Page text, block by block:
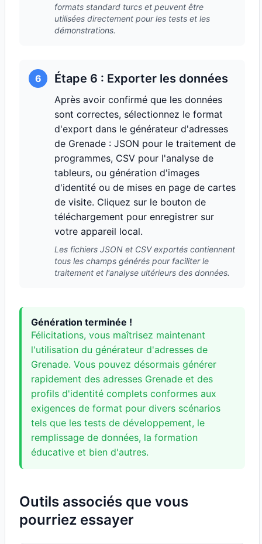
formats standard turcs et peuvent être
utilisées directement pour les tests et les
démonstrations.
6 Étape 6 : Exporter les données
Après avoir confirmé que les données
sont correctes, sélectionnez le format
d'export dans le générateur d'adresses
de Grenade : JSON pour le traitement de
programmes, CSV pour l'analyse de
tableurs, ou génération d'images
d'identité ou de mises en page de cartes
de visite. Cliquez sur le bouton de
téléchargement pour enregistrer sur
votre appareil local.
Les fichiers JSON et CSV exportés contiennent
tous les champs générés pour faciliter le
traitement et l'analyse ultérieurs des données.
Génération terminée !
Félicitations, vous maîtrisez maintenant
l'utilisation du générateur d'adresses de
Grenade. Vous pouvez désormais générer
rapidement des adresses Grenade et des
profils d'identité complets conformes aux
exigences de format pour divers scénarios
tels que les tests de développement, le
remplissage de données, la formation
éducative et bien d'autres.
Outils associés que vous
pourriez essayer